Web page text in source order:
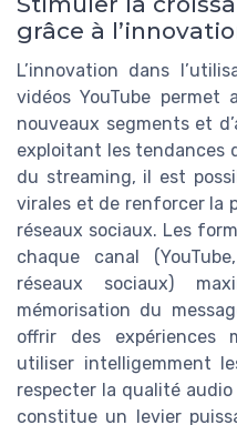
grâce à
L’innovation dans
vidéos YouTube
nouveaux segments et
exploitant les tendances
du streaming, il est
virales et de renforcer la
réseaux sociaux. Les
chaque canal
réseaux sociaux)
mémorisation du
offrir des expériences
utiliser intelligemment
respecter la qualité
constitue un levier